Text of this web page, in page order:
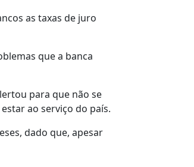
as taxas de juro
que a banca
para que não se
ao serviço do país.
dado que, apesar